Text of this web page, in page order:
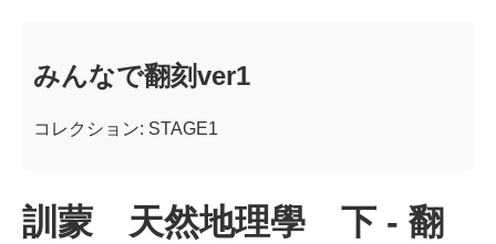
みんなで翻刻ver1
コレクション: STAGE1
訓蒙 天然地理學 下 - 翻